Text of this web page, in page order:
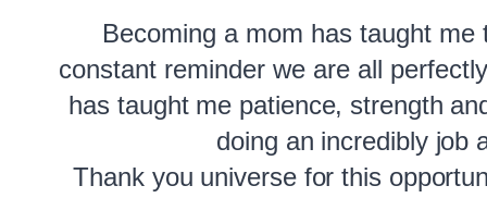
Becoming a mom has taught
constant reminder we are all
has taught me patience, strength
doing an incredibly job
Thank you universe for this